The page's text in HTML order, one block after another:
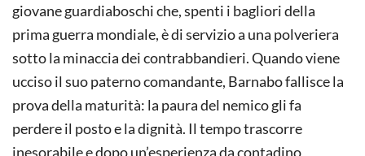
giovane guardiaboschi che, spenti i bagliori della
prima guerra mondiale, è di servizio a una polveriera
sotto la minaccia dei contrabbandieri. Quando viene
ucciso il suo paterno comandante, Barnabo fallisce la
prova della maturità: la paura del nemico gli fa
perdere il posto e la dignità. Il tempo trascorre
inesorabile e dopo un’esperienza da contadino,